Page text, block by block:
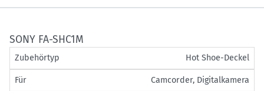
SONY FA-SHC1M
Zubehörtyp Hot Shoe-Deckel
Für Camcorder, Digitalkamera